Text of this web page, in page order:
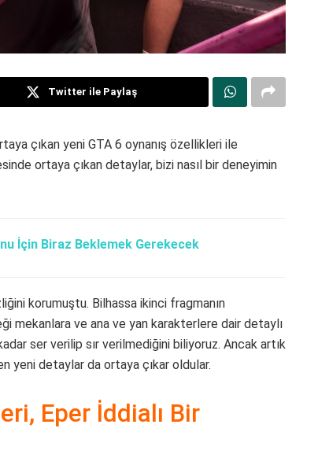
Twitter ile Paylaş
çıkan yeni GTA 6 oynanış özellikleri ile
ortaya çıkan detaylar, bizi nasıl bir deneyimin
İçin Biraz Beklemek Gerekecek
korumuştu. Bilhassa ikinci fragmanın
mekanlara ve ana ve yan karakterlere dair detaylı
ser verilip sır verilmediğini biliyoruz. Ancak artık
yeni detaylar da ortaya çıkar oldular.
Eper İddialı Bir